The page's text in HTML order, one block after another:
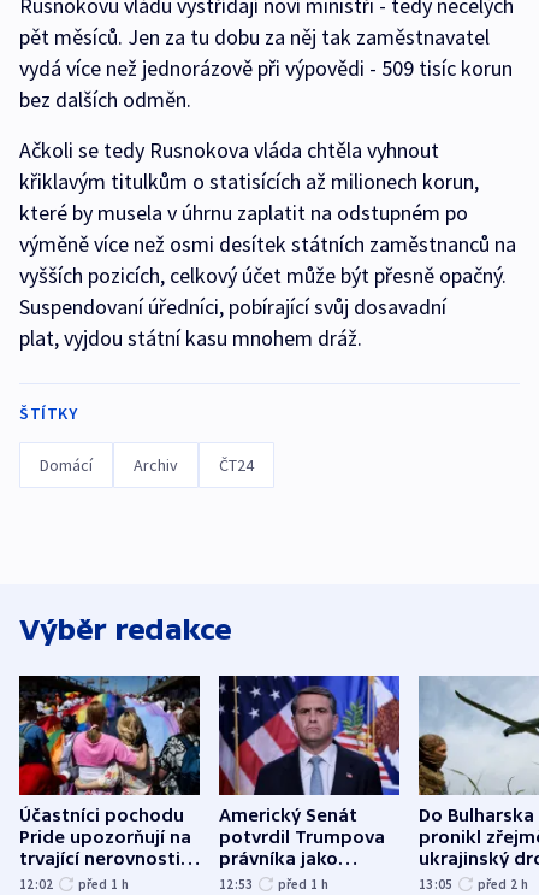
pět měsíců. Jen za tu dobu za něj tak zaměstnavatel
vydá více než jednorázově při výpovědi - 509 tisíc korun
bez dalších odměn.
Ačkoli se tedy Rusnokova vláda chtěla vyhnout
křiklavým titulkům o statisících až milionech korun,
které by musela v úhrnu zaplatit na odstupném po
výměně více než osmi desítek státních zaměstnanců na
vyšších pozicích, celkový účet může být přesně opačný.
Suspendovaní úředníci, pobírající svůj dosavadní
plat, vyjdou státní kasu mnohem dráž.
ŠTÍTKY
Domácí Archiv ČT24
Výběr redakce
Účastníci pochodu
Pride upozorňují na
trvající nerovnosti i
společenskou
12:02 před 1 h
Americký Senát
potvrdil Trumpova
právníka jako
ministra
12:53 před 1 h
Do Bulharska
pronikl
ukrajinský
explodoval
13:05 před 2 h